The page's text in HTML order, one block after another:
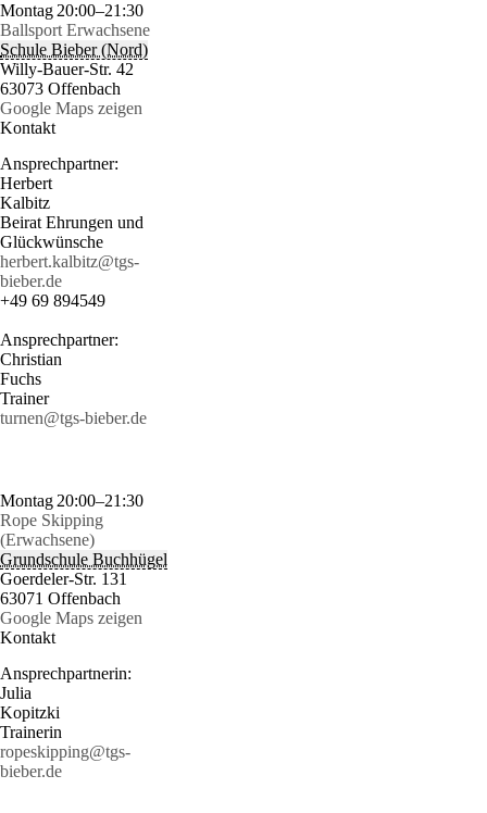
Montag 20:00–21:30
Ballsport Erwachsene
Schule Bieber (Nord)
Willy-Bauer-Str. 42
63073 Offenbach
Google Maps zeigen
Kontakt
Ansprechpartner:
Herbert
Kalbitz
Beirat Ehrungen und
Glückwünsche
herbert.kalbitz@tgs-
bieber.de
+49 69 894549
Ansprechpartner:
Christian
Fuchs
Trainer
turnen@tgs-bieber.de
Montag 20:00–21:30
Rope Skipping
(Erwachsene)
Grundschule Buchhügel
Goerdeler-Str. 131
63071 Offenbach
Google Maps zeigen
Kontakt
Ansprechpartnerin:
Julia
Kopitzki
Trainerin
ropeskipping@tgs-
bieber.de